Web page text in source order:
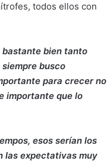
todos ellos con
bastante bien tanto
busco
para crecer no
importante que lo
esos serían los
las expectativas muy